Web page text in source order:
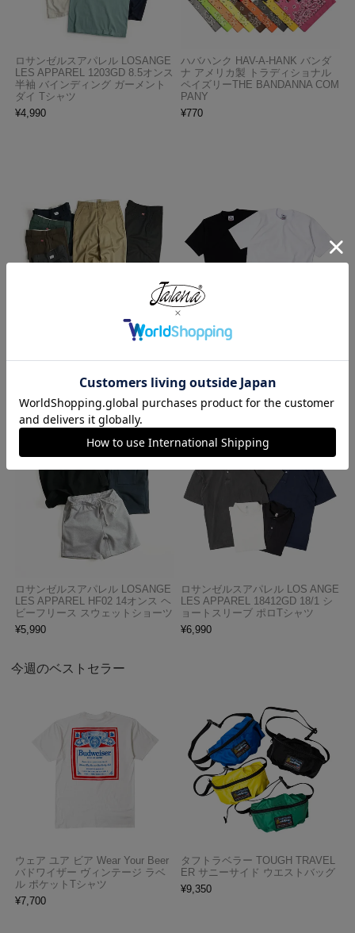
ロサンゼルスアパレル LOSANGE
LES APPAREL 1203GD 8.5オンス
半袖 バインディング ガーメント
ダイ Tシャツ
¥4,990
ハバハンク HAV-A-HANK バンダ
ナ アメリカ製 トラディショナル
ペイズリーTHE BANDANNA COM
PANY
¥770
レッドキャップ REDKAP #PT20
¥ 1,990
ロサンゼルスアパレル LOSANGE
LES APPAREL HF02 14オンス ヘ
ビーフリース スウェットショーツ
¥5,990
ロサンゼルスアパレル LOS ANGE
LES APPAREL 18412GD 18/1 シ
ョートスリーブ ポロTシャツ
¥6,990
今週のベストセラー
ウェア ユア ビア Wear Your Beer
バドワイザー ヴィンテージ ラベ
ル ポケットTシャツ
¥7,700
タフトラベラー TOUGH TRAVEL
ER サニーサイド ウエストバッグ
¥9,350